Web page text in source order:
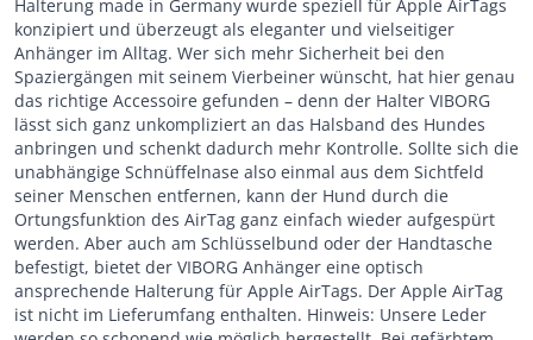
Halterung made in Germany wurde speziell für Apple AirTags
konzipiert und überzeugt als eleganter und vielseitiger
Anhänger im Alltag. Wer sich mehr Sicherheit bei den
Spaziergängen mit seinem Vierbeiner wünscht, hat hier genau
das richtige Accessoire gefunden – denn der Halter VIBORG
lässt sich ganz unkompliziert an das Halsband des Hundes
anbringen und schenkt dadurch mehr Kontrolle. Sollte sich die
unabhängige Schnüffelnase also einmal aus dem Sichtfeld
seiner Menschen entfernen, kann der Hund durch die
Ortungsfunktion des AirTag ganz einfach wieder aufgespürt
werden. Aber auch am Schlüsselbund oder der Handtasche
befestigt, bietet der VIBORG Anhänger eine optisch
ansprechende Halterung für Apple AirTags. Der Apple AirTag
ist nicht im Lieferumfang enthalten. Hinweis: Unsere Leder